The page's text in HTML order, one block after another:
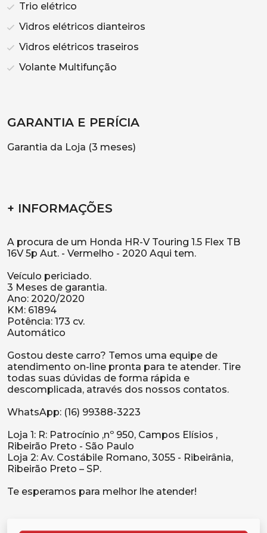
Trio elétrico
Vidros elétricos dianteiros
Vidros elétricos traseiros
Volante Multifunção
GARANTIA E PERÍCIA
Garantia da Loja (3 meses)
+ INFORMAÇÕES
A procura de um Honda HR-V Touring 1.5 Flex TB
16V 5p Aut. - Vermelho - 2020 Aqui tem.
Veículo periciado.
3 Meses de garantia.
Ano: 2020/2020
KM: 61894
Potência: 173 cv.
Automático
Gostou deste carro? Temos uma equipe de
atendimento on-line pronta para te atender. Tire
todas suas dúvidas de forma rápida e
descomplicada, através dos nossos contatos.
WhatsApp: (16) 99388-3223
Loja 1: R: Patrocínio ,nº 950, Campos Elísios ,
Ribeirão Preto - São Paulo
Loja 2: Av. Costábile Romano, 3055 - Ribeirânia,
Ribeirão Preto – SP.